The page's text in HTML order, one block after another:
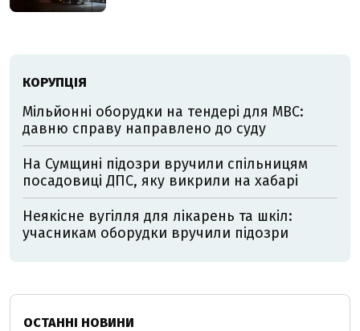
КОРУПЦІЯ
Мільйонні оборудки на тендері для МВС:
давню справу направлено до суду
На Сумщині підозри вручили спільницям
посадовиці ДПС, яку викрили на хабарі
Неякісне вугілля для лікарень та шкіл:
учасникам оборудки вручили підозри
ОСТАННІ НОВИНИ